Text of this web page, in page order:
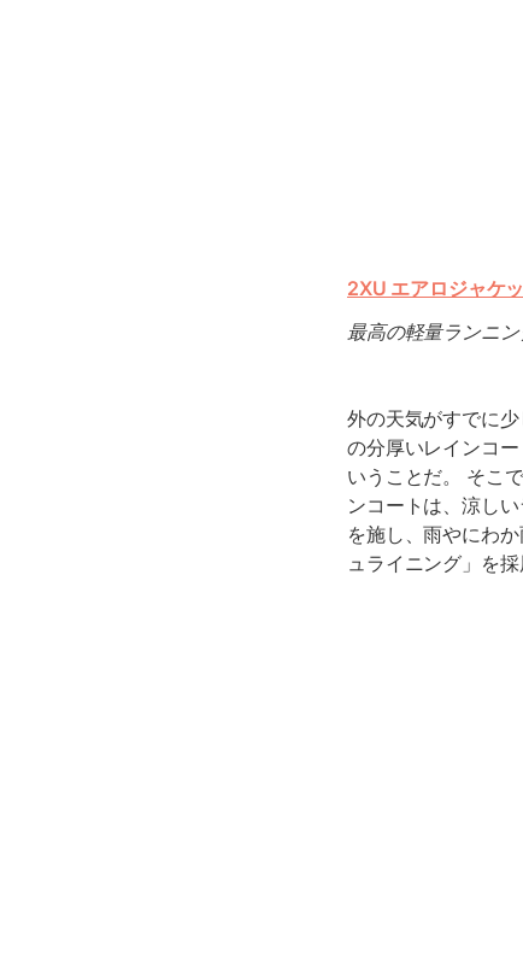
2XU エアロジャケ
最高の軽量ランニ
外の天気がすでに
の分厚いレインコ
いうことだ。 そこ
ンコートは、涼し
を施し、雨やにわ
ュライニング」を